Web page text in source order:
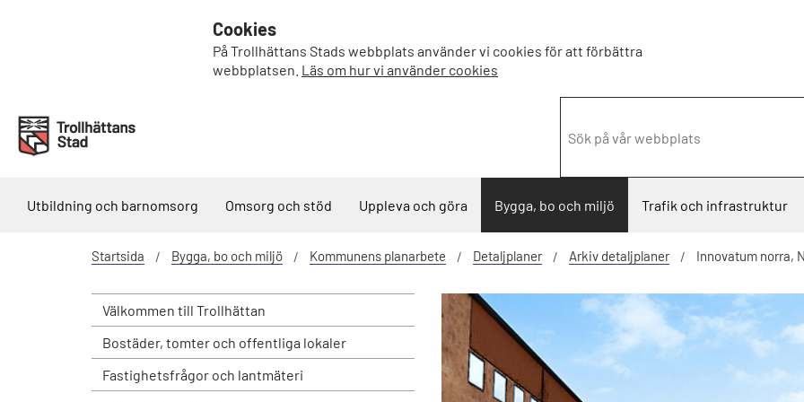
Cookies
På Trollhättans Stads webbplats använder vi cookies för att förbättra
webbplatsen. Läs om hur vi använder cookies
e
Utbildning och barnomsorg Omsorg och stöd Uppleva och göra Bygga, bo och miljö Trafik och infrastruktur
Startsida Bygga, bo och miljö Kommunens planarbete Detaljplaner Arkiv detaljplaner Innovatum norra,
Välkommen till Trollhättan
Bostäder, tomter och offentliga lokaler
Fastighetsfrågor och lantmäteri